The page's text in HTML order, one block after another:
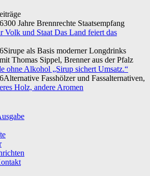
300 Jahre Brennrechte Staatsempfang
Volk und Staat Das Land feiert das
Sirupe als Basis moderner Longdrinks
Thomas Sippel, Brenner aus der Pfalz
ohne Alkohol „Sirup sichert Umsatz.“
Alternative Fasshölzer und Fassalternativen,
Holz, andere Aromen